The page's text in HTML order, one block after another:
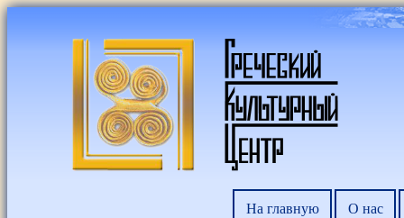
На главную О нас